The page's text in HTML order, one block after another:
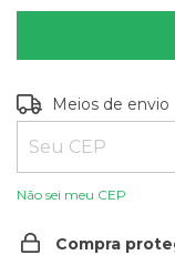
Entregas para o CEP:
Meios de envio
Não sei meu CEP
Compra